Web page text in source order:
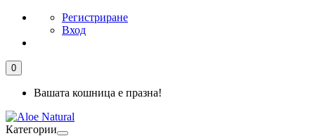
Регистриране
Вход
0
Вашата кошница е празна!
Категории